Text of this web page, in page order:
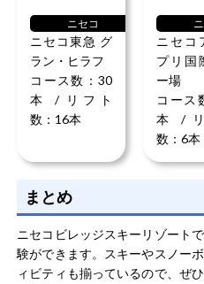
ニセコ
ニセコ東急 グ
ラン・ヒラフ
コース数：30
本 / リフト
数：16本
ニセコ
プリ国
ー場
コース
本 /
数：6本
まとめ
ニセコビレッジスキーリゾート
験ができます。スキーやスノー
ィビティも揃っているので、ぜ